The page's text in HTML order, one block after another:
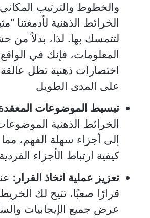
والخطوط والترتيب
الخرائط الذهنية لأدمغتنا
لتتمسك بها. لذا، بدلاً من
المعلومات، فإنك في
اختصارات ذهنية تظل
على المدى الطويل
تبسيط الموضوعات
الخرائط الذهنية
إلى أجزاء سهلة الفهم،
كيفية ارتباط الأجزاء
تعزيز عملية اتخاذ القرار:
قرارًا صعبًا، تتيح لك
عرض جميع الإيجابيات